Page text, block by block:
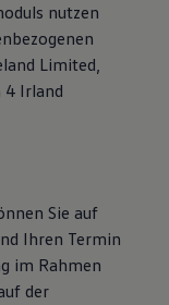
nutzen
Limited,
4 Irland
Sie auf
Ihren Termin
im Rahmen
der